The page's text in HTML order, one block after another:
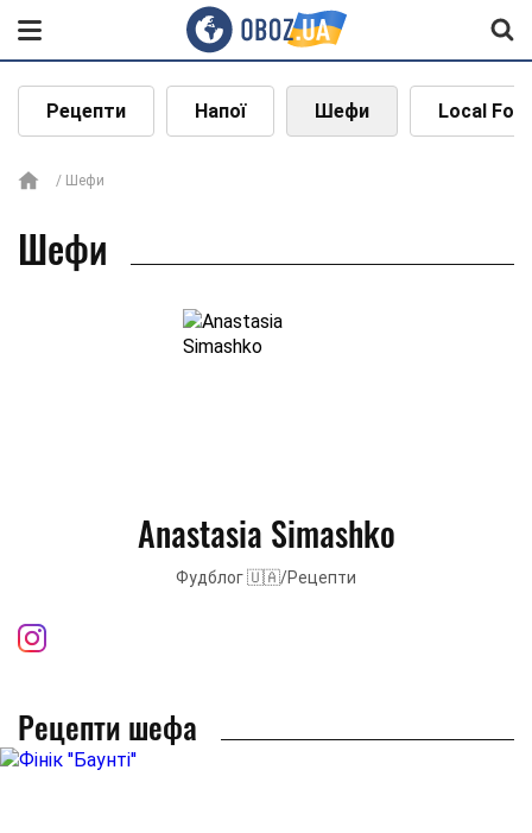
Рецепти Напої Шефи Local
Шефи
Шефи
Anastasia Simashko
Фудблог 🇺🇦/Рецепти
Рецепти шефа